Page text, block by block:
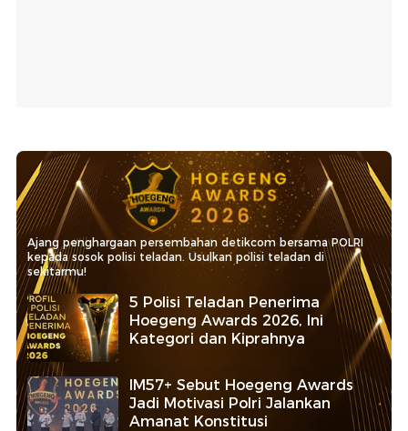
Ajang penghargaan persembahan detikcom bersama POLRI
kepada sosok polisi teladan. Usulkan polisi teladan di
sekitarmu!
5 Polisi Teladan Penerima
Hoegeng Awards 2026, Ini
Kategori dan Kiprahnya
IM57+ Sebut Hoegeng Awards
Jadi Motivasi Polri Jalankan
Amanat Konstitusi